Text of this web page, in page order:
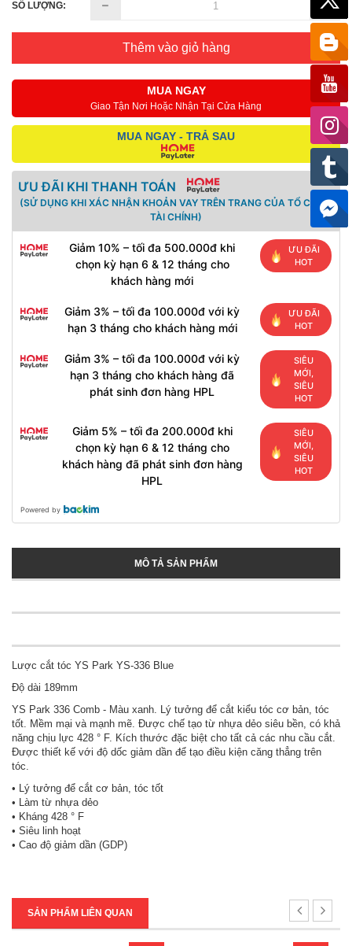
SỐ LƯỢNG:
Thêm vào giỏ hàng
MUA NGAY
Giao Tận Nơi Hoặc Nhận Tại Cửa Hàng
MUA NGAY - TRẢ SAU
ƯU ĐÃI KHI THANH TOÁN
(SỬ DỤNG KHI XÁC NHẬN KHOẢN VAY TRÊN TRANG CỦA TỔ CHỨC
TÀI CHÍNH)
Giảm 10% – tối đa 500.000đ khi
chọn kỳ hạn 6 & 12 tháng cho
khách hàng mới
ƯU ĐÃI
HOT
Giảm 3% – tối đa 100.000đ với kỳ
hạn 3 tháng cho khách hàng mới
ƯU ĐÃI
HOT
Giảm 3% – tối đa 100.000đ với kỳ
hạn 3 tháng cho khách hàng đã
phát sinh đơn hàng HPL
SIÊU
MỚI,
SIÊU
HOT
Giảm 5% – tối đa 200.000đ khi
chọn kỳ hạn 6 & 12 tháng cho
khách hàng đã phát sinh đơn hàng
HPL
SIÊU
MỚI,
SIÊU
HOT
Powered by
MÔ TẢ SẢN PHẨM
Lược cắt tóc YS Park YS-336 Blue
Độ dài 189mm
YS Park 336 Comb - Màu xanh. Lý tưởng để cắt kiểu tóc cơ bản, tóc
tốt. Mềm mại và mạnh mẽ. Được chế tạo từ nhựa dẻo siêu bền, có khả
năng chịu lực 428 ° F. Kích thước đặc biệt cho tất cả các nhu cầu cắt.
Được thiết kế với độ dốc giảm dần để tạo điều kiện căng thẳng trên
tóc.
• Lý tưởng để cắt cơ bản, tóc tốt
• Làm từ nhựa dẻo
• Kháng 428 ° F
• Siêu linh hoạt
• Cao độ giảm dần (GDP)
SẢN PHẨM LIÊN QUAN